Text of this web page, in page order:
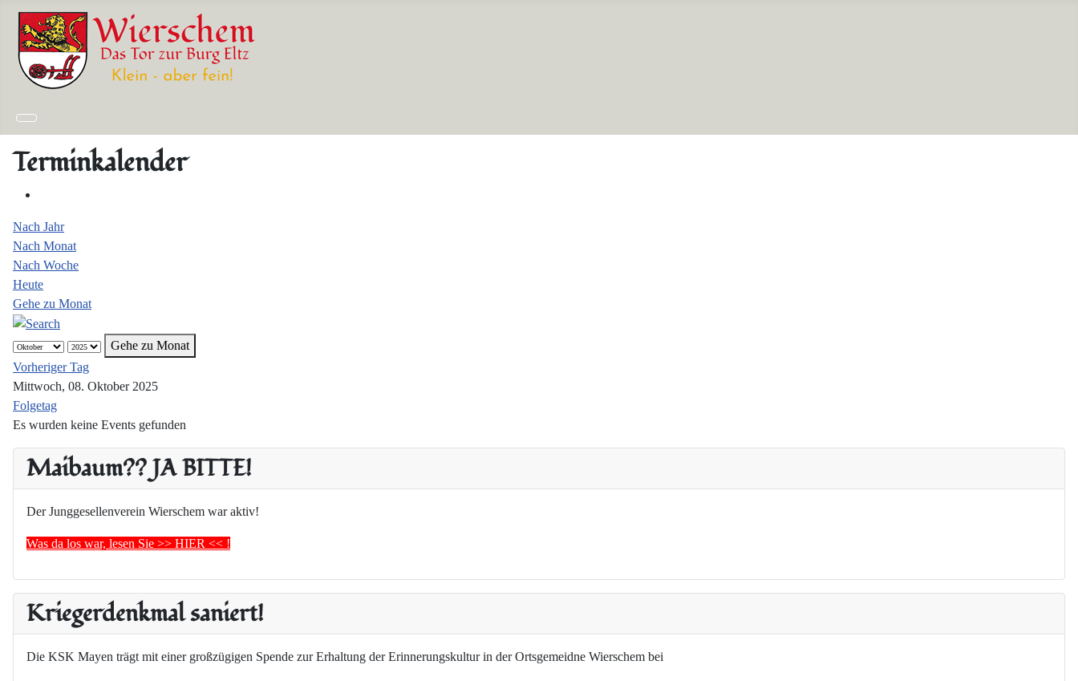
Maibaum?? JA BITTE!
Der Junggesellenverein Wierschem war aktiv!
Was da los war, lesen Sie >> HIER << !
Kriegerdenkmal saniert!
Die KSK Mayen trägt mit einer großzügigen Spende zur Erhaltung der Erinnerungskultur in der Ortsgemeidne Wierschem bei
Terminkalender
Nach Jahr
Nach Monat
Nach Woche
Heute
Gehe zu Monat
Gehe zu Monat
Vorheriger Tag
Mittwoch, 08. Oktober 2025
Folgetag
Es wurden keine Events gefunden